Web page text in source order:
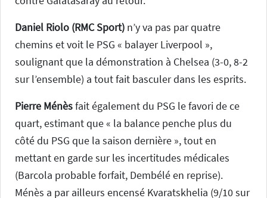
Daniel Riolo (RMC Sport) n’y va pas par quatre
chemins et voit le PSG « balayer Liverpool »,
soulignant que la démonstration à Chelsea (3-0, 8-2
sur l’ensemble) a tout fait basculer dans les esprits.
Pierre Ménèsfait également du PSG le favori de ce
quart, estimant que « la balance penche plus du
côté du PSG que la saison dernière », tout en
mettant en garde sur les incertitudes médicales
(Barcola probable forfait, Dembélé en reprise).
Ménès a par ailleurs encensé Kvaratskhelia (9/10 sur